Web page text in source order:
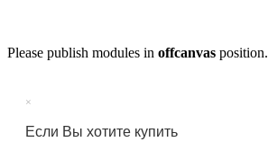
Please publish modules in offcanvas position.
×
Если Вы хотите купить